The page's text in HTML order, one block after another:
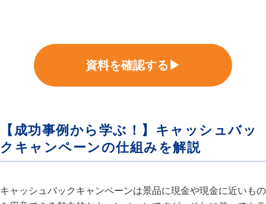
資料を確認する▶
【成功事例から学ぶ！】キャッシュバッ
クキャンペーンの仕組みを解説
キャッシュバックキャンペーンは景品に現金や現金に近いもの